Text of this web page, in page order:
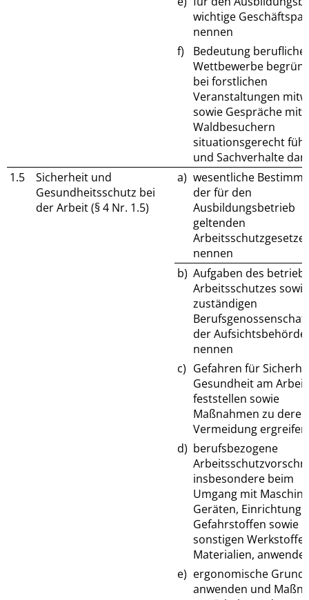
wichtige
nennen
f)
Bedeutung
Wettbewerbe
bei forstlichen
Veranstaltungen
sowie Gespräche mit
Waldbesuchern
situationsgerecht
und Sachverhalte
1.5
Sicherheit und
Gesundheitsschutz bei
der Arbeit (§ 4 Nr. 1.5)
a) wesentliche
der für den
Ausbildungsbetrieb
geltenden
Arbeitsschutzgesetze
nennen
b) Aufgaben des
Arbeitsschutzes
zuständigen
der
nennen
c) Gefahren für
Gesundheit am
feststellen sowie
Maßnahmen zu deren
Vermeidung ergreifen
d) berufsbezogene
insbesondere beim
Umgang mit
Geräten,
Gefahrstoffen sowie
sonstigen
Materialien,
e) ergonomische
anwenden und